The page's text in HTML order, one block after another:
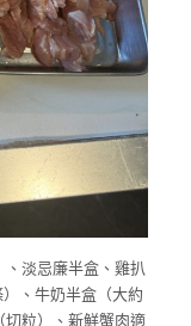
淡忌廉半盒、雞扒
、牛奶半盒（大約
粒）、新鮮蟹肉適